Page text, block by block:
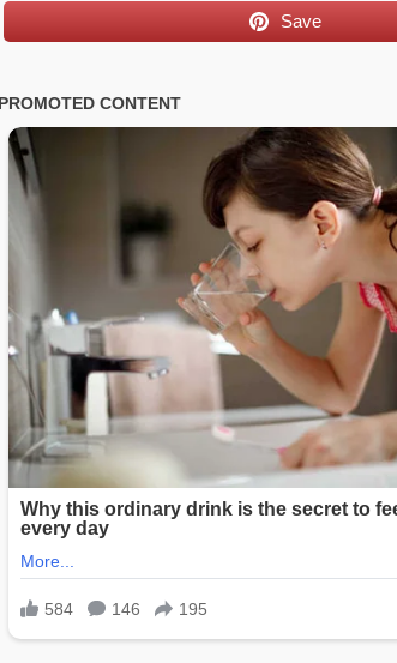
Save